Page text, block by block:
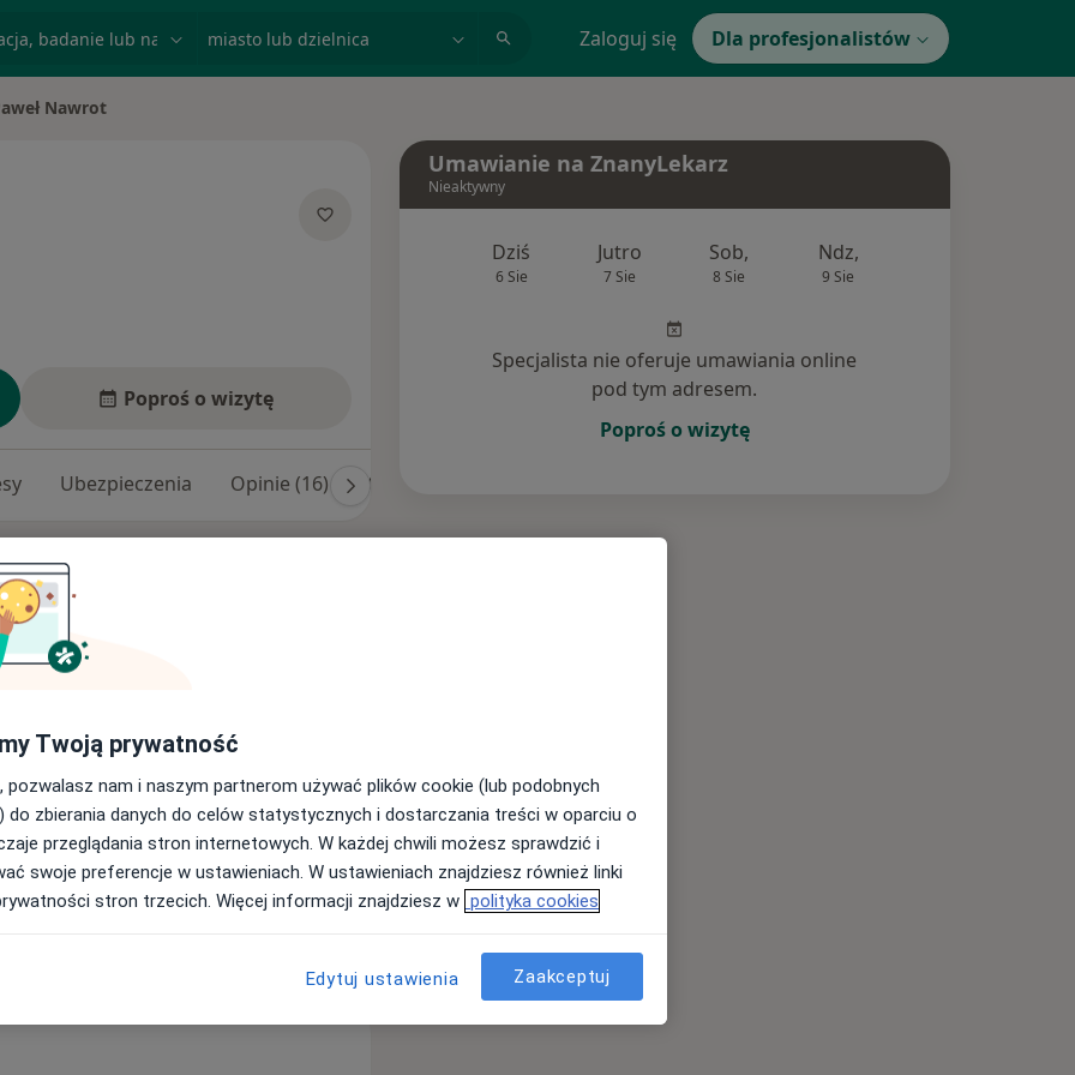
Zaloguj się Dla profesjonalistów
miastoNawrot
Poproś o wizytę
Ubezpieczenia Opinie (16) Odpowiedzi na pytania (8)
kontaktolog, absolwent
kilku prac naukowych
Uczestnik i prelegent wielu
szkoleniowych.
motoryczne u osób z
prof. Ryszarda
Pracuje jako optometrysta
branży optycznej i
Obuocznego na studiach
Śląskim w Chorzowie, która
konstrukcji wieloogniskowych
Umawianie na ZnanyLekarz
Nieaktywny
Dziś
6 Sie
Jutro
7 Sie
Sob,
8 Sie
Ndz,
9 Sie
Specjalista nie oferuje umawiania online
pod tym adresem.
Poproś o wizytę
Twoją prywatność
pozwalasz nam i naszym partnerom używać plików cookie (lub podobnych
do zbierania danych do celów statystycznych i dostarczania treści w oparciu o
przeglądania stron internetowych. W każdej chwili możesz sprawdzić i
swoje preferencje w ustawieniach. W ustawieniach znajdziesz również linki
stron trzecich. Więcej informacji znajdziesz w polityka cookies
Edytuj ustawienia Zaakceptuj